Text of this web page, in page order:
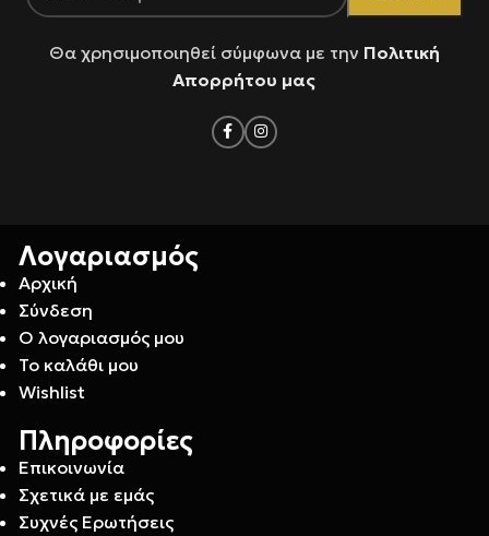
Θα χρησιμοποιηθεί σύμφωνα με την Πολιτική
Απορρήτου μας
Λογαριασμός
Αρχική
Σύνδεση
Ο λογαριασμός μου
Το καλάθι μου
Wishlist
Πληροφορίες
Επικοινωνία
Σχετικά με εμάς
Συχνές Ερωτήσεις